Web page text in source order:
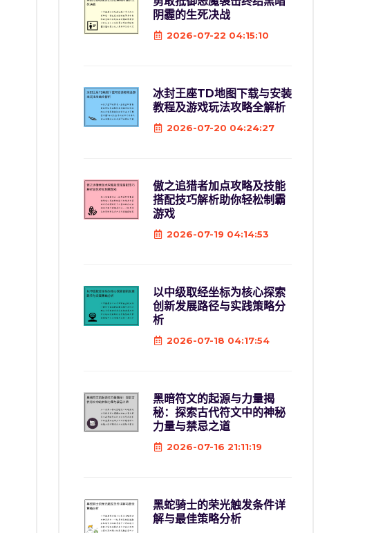
阴霾的生死决战
2026-07-22 04:15:10
冰封王座TD地图下载与安装
教程及游戏玩法攻略全解析
2026-07-20 04:24:27
傲之追猎者加点攻略及技能
搭配技巧解析助你轻松制霸
游戏
2026-07-19 04:14:53
以中级取经坐标为核心探索
创新发展路径与实践策略分
析
2026-07-18 04:17:54
黑暗符文的起源与力量揭
秘：探索古代符文中的神秘
力量与禁忌之道
2026-07-16 21:11:19
黑蛇骑士的荣光触发条件详
解与最佳策略分析